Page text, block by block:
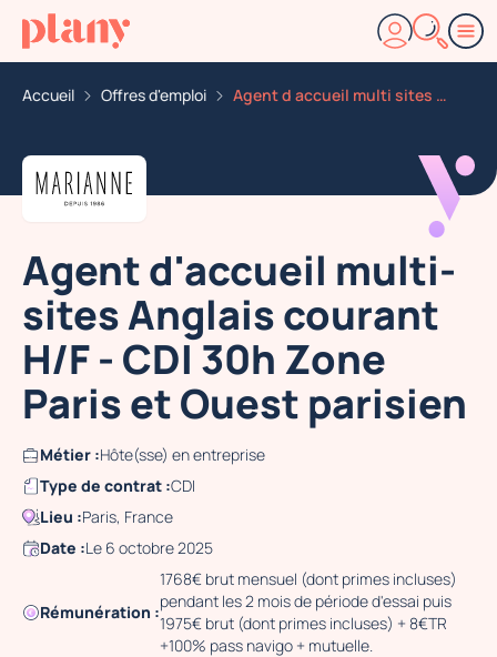
Accueil Offres d'emploi Agent d accueil multi sites anglais courant h f CDI 30
Agent d'accueil multi-
sites Anglais courant
H/F - CDI 30h Zone
Paris et Ouest parisien
Métier :Hôte(sse) en entreprise
Type de contrat :CDI
Lieu :Paris, France
Date :Le 6 octobre 2025
Rémunération :
1768€ brut mensuel (dont primes incluses)
pendant les 2 mois de période d'essai puis
1975€ brut (dont primes incluses) + 8€TR
+100% pass navigo + mutuelle.